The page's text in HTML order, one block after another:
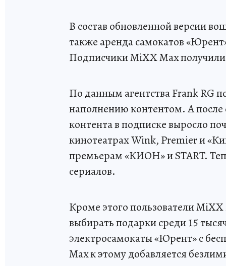
В состав обновленной версии
также аренда самокатов
Подписчики MiXX Max
По данным агентства Frank RG
наполнению контентом. А после
контента в подписке выросло
кинотеатрах Wink, Premier и
премьерам «КИОН» и START.
сериалов.
Кроме этого пользователи
выбирать подарки среди 15
электросамокаты «Юрент» с
Max к этому добавляется